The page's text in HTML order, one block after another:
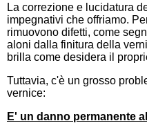
La correzione e lucidatura
impegnativi che offriamo.
rimuovono difetti, come
aloni dalla finitura della
brilla come desidera il
Tuttavia, c'è un grosso
vernice:
E' un danno permanente